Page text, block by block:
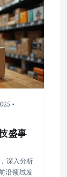
盛事
深入分析
沿领域发